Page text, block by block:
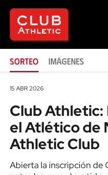
Club
SORTEO IMÁGENES
15 ABR 2026
Club Athletic:
el Atlético de
Athletic Club
Abierta la inscripción de